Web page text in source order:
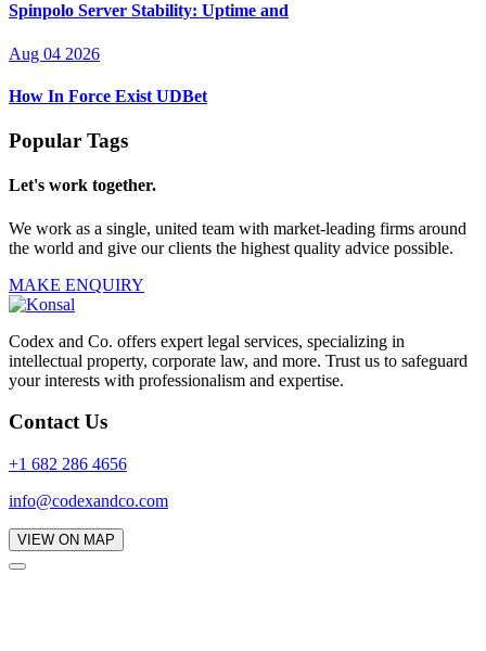
Spinpolo Server Stability: Uptime and
Aug 04 2026
How In Force Exist UDBet
Popular Tags
Let's work together.
We work as a single, united team with market-leading firms around
the world and give our clients the highest quality advice possible.
MAKE ENQUIRY
Codex and Co. offers expert legal services, specializing in
intellectual property, corporate law, and more. Trust us to safeguard
your interests with professionalism and expertise.
Contact Us
+1 682 286 4656
info@codexandco.com
VIEW ON MAP